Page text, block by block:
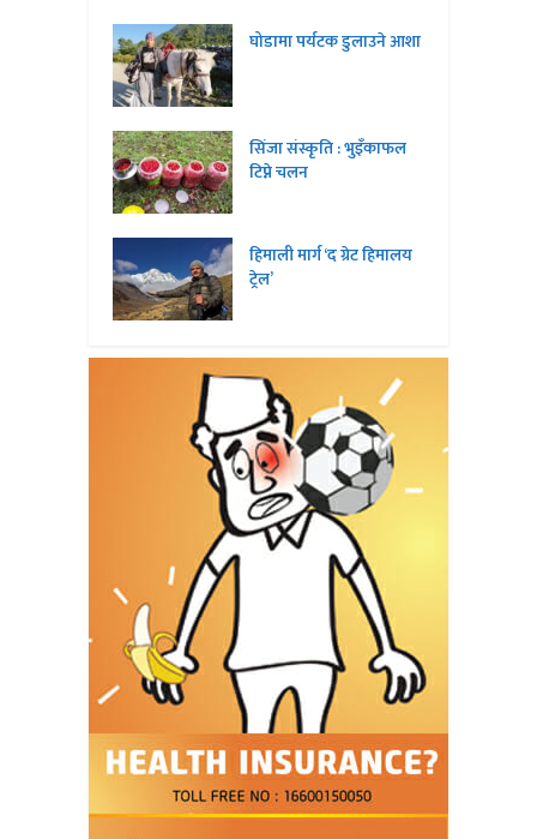
घोडामा पर्यटक डुलाउने आशा
सिंजा संस्कृति : भुइँकाफल
टिप्ने चलन
हिमाली मार्ग ‘द ग्रेट हिमालय
ट्रेल’